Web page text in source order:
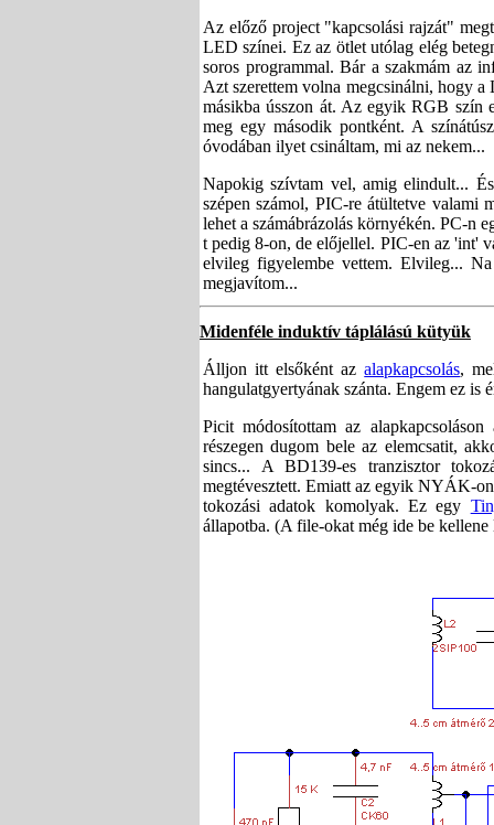
Az előző project "kapcsolási rajzát"
LED színei. Ez az ötlet utólag elég
soros programmal. Bár a szakmám az
Azt szerettem volna megcsinálni, hogy
másikba ússzon át. Az egyik RGB szín
meg egy második pontként. A
óvodában ilyet csináltam, mi az nekem...
Napokig szívtam vel, amig elindult...
szépen számol, PIC-re átültetve
lehet a számábrázolás környékén. PC-n
t pedig 8-on, de előjellel. PIC-en az 'int'
elvileg figyelembe vettem. Elvileg...
megjavítom...
Midenféle induktív táplálású kütyük
Álljon itt elsőként azalapkapcsolás,
hangulatgyertyának szánta. Engem ez is
Picit módosítottam az
részegen dugom bele az elemcsatit,
sincs... A BD139-es tranzisztor
megtévesztett. Emiatt az egyik NYÁK-
tokozási adatok komolyak. Ez egy
állapotba. (A file-okat még ide be